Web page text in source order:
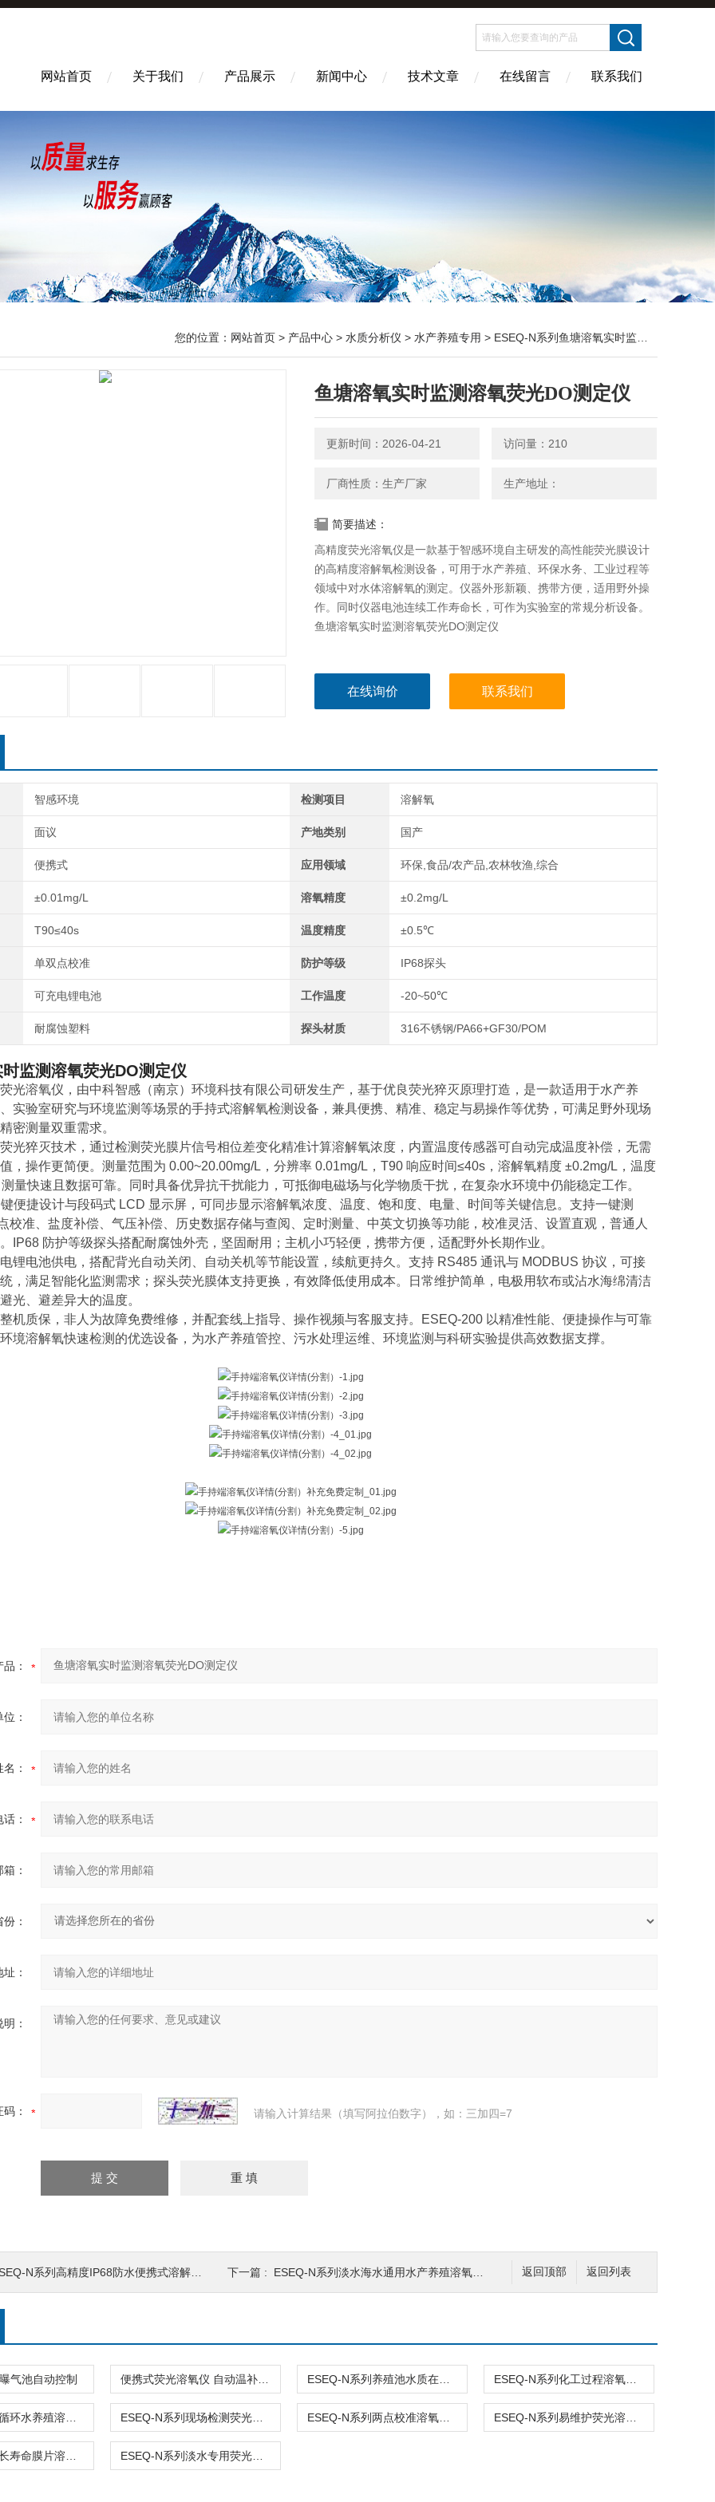
网站首页 关于我们 产品展示 新闻中心 技术文章 在线留言 联系我们
您的位置： 网站首页 > 产品中心 > 水质分析仪 > 水产养殖专用 > ESEQ-N系列鱼塘溶氧实时监测溶氧荧光DO测定仪
鱼塘溶氧实时监测溶氧荧光DO测定仪
更新时间：2026-04-21 访问量：210
厂商性质：生产厂家 生产地址：
简要描述：
高精度荧光溶氧仪是一款基于智感环境自主研发的高性能荧光膜设计
的高精度溶解氧检测设备，可用于水产养殖、环保水务、工业过程等
领域中对水体溶解氧的测定。仪器外形新颖、携带方便，适用野外操
作。同时仪器电池连续工作寿命长，可作为实验室的常规分析设备。
鱼塘溶氧实时监测溶氧荧光DO测定仪
在线询价 联系我们
智感环境 检测项目 溶解氧
面议 产地类别 国产
便携式 应用领域 环保,食品/农产品,农林牧渔,综合
±0.01mg/L 溶氧精度 ±0.2mg/L
T90≤40s 温度精度 ±0.5℃
单双点校准 防护等级 IP68探头
可充电锂电池 工作温度 -20~50℃
耐腐蚀塑料 探头材质 316不锈钢/PA66+GF30/POM
监测溶氧荧光DO测定仪
光溶氧仪，由中科智感（南京）环境科技有限公司研发生产，基于优良荧光猝灭原理打造，是一款适用于水产养
实验室研究与环境监测等场景的手持式溶解氧检测设备，兼具便携、精准、稳定与易操作等优势，可满足野外现场
密测量双重需求。
光猝灭技术，通过检测荧光膜片信号相位差变化精准计算溶解氧浓度，内置温度传感器可自动完成温度补偿，无需
，操作更简便。测量范围为 0.00~20.00mg/L，分辨率 0.01mg/L，T90 响应时间≤40s，溶解氧精度 ±0.2mg/L，温度
量快速且数据可靠。同时具备优异抗干扰能力，可抵御电磁场与化学物质干扰，在复杂水环境中仍能稳定工作。
便捷设计与段码式 LCD 显示屏，可同步显示溶解氧浓度、温度、饱和度、电量、时间等关键信息。支持一键测
校准、盐度补偿、气压补偿、历史数据存储与查阅、定时测量、中英文切换等功能，校准灵活、设置直观，普通人
IP68 防护等级探头搭配耐腐蚀外壳，坚固耐用；主机小巧轻便，携带方便，适配野外长期作业。
锂电池供电，搭配背光自动关闭、自动关机等节能设置，续航更持久。支持 RS485 通讯与 MODBUS 协议，可接
，满足智能化监测需求；探头荧光膜体支持更换，有效降低使用成本。日常维护简单，电极用软布或沾水海绵清洁
光、避差异大的温度。
机质保，非人为故障免费维修，并配套线上指导、操作视频与客服支持。ESEQ‑200 以精准性能、便捷操作与可靠
境溶解氧快速检测的优选设备，为水产养殖管控、污水处理运维、环境监测与科研实验提供高效数据支撑。
品：
：
：
：
：
份：
：
：
： 请输入计算结果（填写阿拉伯数字），如：三加四=7
返回列表
返回顶部
N系列高精度IP68防水便携式溶解氧检测仪 下一篇 : ESEQ-N系列淡水海水通用水产养殖溶氧检测仪
气池自动控制